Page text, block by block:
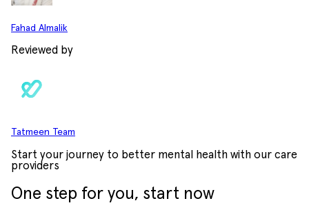
Fahad Almalik
Reviewed by
Tatmeen Team
Start your journey to better mental health with our care
providers
One step for you, start now